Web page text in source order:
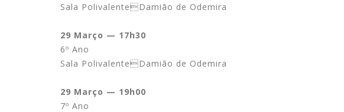
Sala PolivalenteDamião de Odemira
29 Março — 17h30
6º Ano
Sala PolivalenteDamião de Odemira
29 Março — 19h00
7º Ano